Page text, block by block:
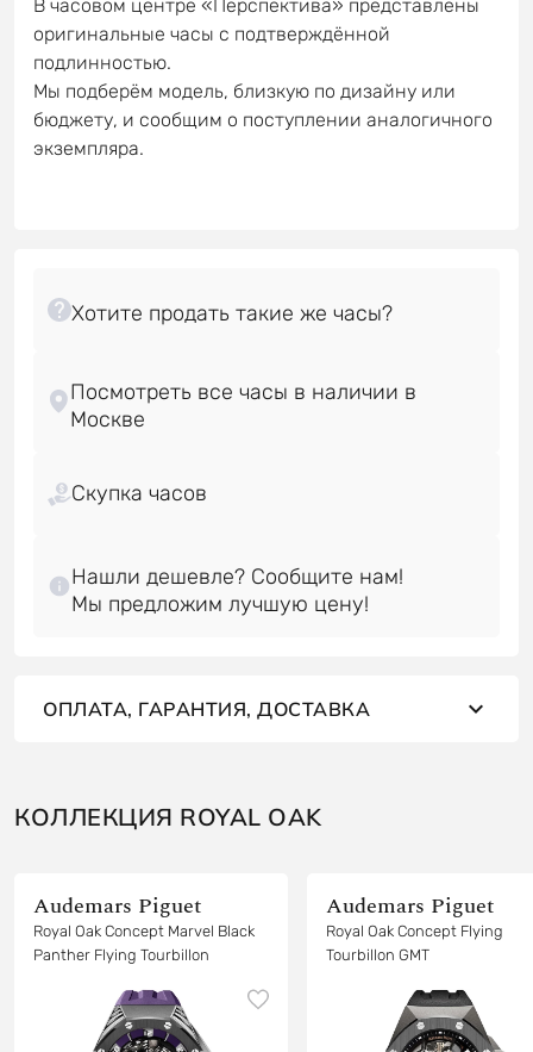
В часовом центре «Перспектива» представлены
оригинальные часы с подтверждённой
подлинностью.
Мы подберём модель, близкую по дизайну или
бюджету, и сообщим о поступлении аналогичного
экземпляра.
Посмотреть все часы в наличии в
Скупка часов
Нашли дешевле? Сообщите нам!
ОПЛАТА, ГАРАНТИЯ, ДОСТАВКА
КОЛЛЕКЦИЯ ROYAL OAK
Audemars Piguet
Royal Oak Concept Marvel Black
Panther Flying Tourbillon
Audemars Piguet
Royal Oak Concept Flying
Tourbillon GMT